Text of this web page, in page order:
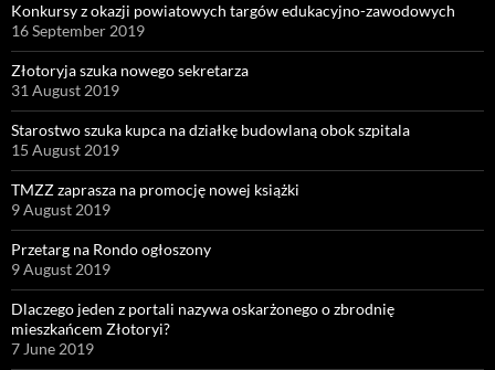
Konkursy z okazji powiatowych targów edukacyjno-zawodowych
16 September 2019
Złotoryja szuka nowego sekretarza
31 August 2019
Starostwo szuka kupca na działkę budowlaną obok szpitala
15 August 2019
TMZZ zaprasza na promocję nowej książki
9 August 2019
Przetarg na Rondo ogłoszony
9 August 2019
Dlaczego jeden z portali nazywa oskarżonego o zbrodnię
mieszkańcem Złotoryi?
7 June 2019